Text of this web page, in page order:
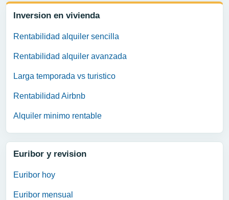
Inversion en vivienda
Rentabilidad alquiler sencilla
Rentabilidad alquiler avanzada
Larga temporada vs turistico
Rentabilidad Airbnb
Alquiler minimo rentable
Euribor y revision
Euribor hoy
Euribor mensual